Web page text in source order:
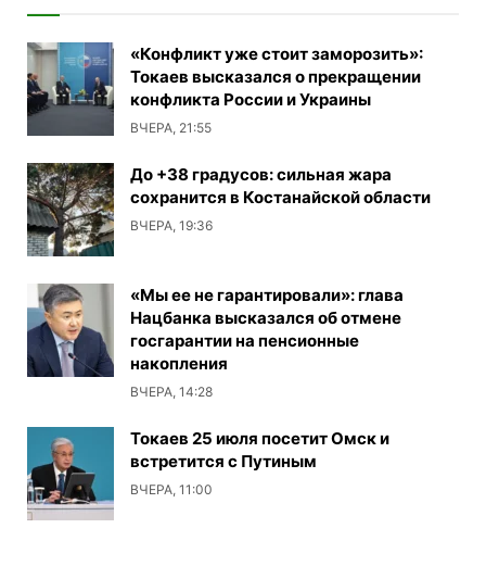
«Конфликт уже стоит заморозить»:
Токаев высказался о прекращении
конфликта России и Украины
ВЧЕРА, 21:55
До +38 градусов: сильная жара
сохранится в Костанайской области
ВЧЕРА, 19:36
«Мы ее не гарантировали»: глава
Нацбанка высказался об отмене
госгарантии на пенсионные
накопления
ВЧЕРА, 14:28
Токаев 25 июля посетит Омск и
встретится с Путиным
ВЧЕРА, 11:00